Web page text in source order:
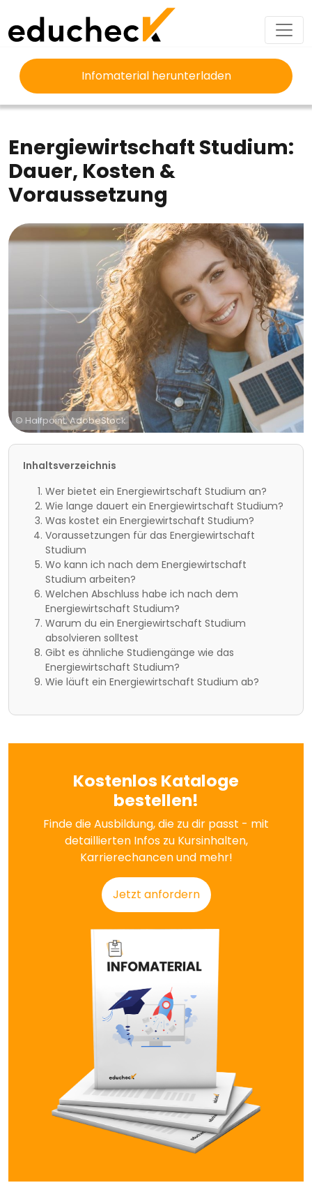
Infomaterial herunterladen
EDUCHECK
STUDIUM
ENERGIEWIRTSCHAFT STUDIUM
Energiewirtschaft Studium:
Dauer, Kosten &
Voraussetzung
© Halfpoint; AdobeStock
Inhaltsverzeichnis
Wer bietet ein Energiewirtschaft Studium an?
Wie lange dauert ein Energiewirtschaft Studium?
Was kostet ein Energiewirtschaft Studium?
Voraussetzungen für das Energiewirtschaft
Studium
Wo kann ich nach dem Energiewirtschaft
Studium arbeiten?
Welchen Abschluss habe ich nach dem
Energiewirtschaft Studium?
Warum du ein Energiewirtschaft Studium
absolvieren solltest
Gibt es ähnliche Studiengänge wie das
Energiewirtschaft Studium?
Wie läuft ein Energiewirtschaft Studium ab?
Kostenlos Kataloge
bestellen!
Finde die Ausbildung, die zu dir passt - mit
detaillierten Infos zu Kursinhalten,
Karrierechancen und mehr!
Jetzt anfordern